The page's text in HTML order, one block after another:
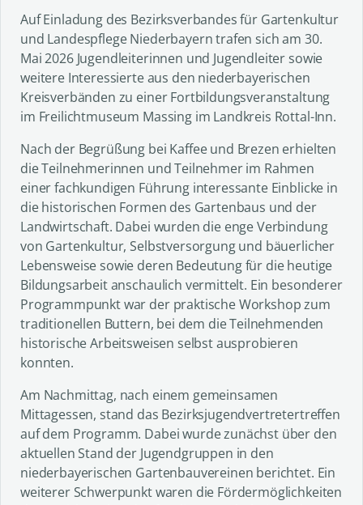
Auf Einladung des Bezirksverbandes für Gartenkultur
und Landespflege Niederbayern trafen sich am 30.
Mai 2026 Jugendleiterinnen und Jugendleiter sowie
weitere Interessierte aus den niederbayerischen
Kreisverbänden zu einer Fortbildungsveranstaltung
im Freilichtmuseum Massing im Landkreis Rottal-Inn.
Nach der Begrüßung bei Kaffee und Brezen erhielten
die Teilnehmerinnen und Teilnehmer im Rahmen
einer fachkundigen Führung interessante Einblicke in
die historischen Formen des Gartenbaus und der
Landwirtschaft. Dabei wurden die enge Verbindung
von Gartenkultur, Selbstversorgung und bäuerlicher
Lebensweise sowie deren Bedeutung für die heutige
Bildungsarbeit anschaulich vermittelt. Ein besonderer
Programmpunkt war der praktische Workshop zum
traditionellen Buttern, bei dem die Teilnehmenden
historische Arbeitsweisen selbst ausprobieren
konnten.
Am Nachmittag, nach einem gemeinsamen
Mittagessen, stand das Bezirksjugendvertretertreffen
auf dem Programm. Dabei wurde zunächst über den
aktuellen Stand der Jugendgruppen in den
niederbayerischen Gartenbauvereinen berichtet. Ein
weiterer Schwerpunkt waren die Fördermöglichkeiten